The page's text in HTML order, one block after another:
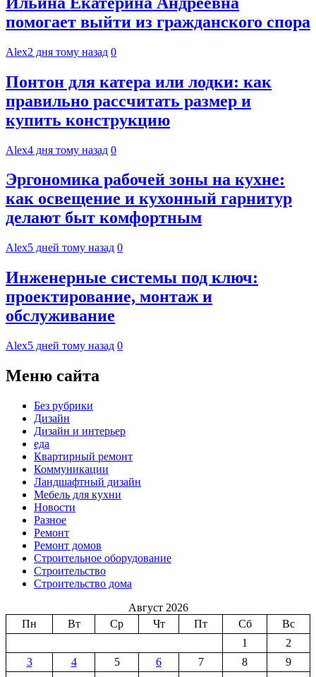
помогает выйти из гражданского спора
Alex2 дня тому назад 0
Понтон для катера или лодки: как
правильно рассчитать размер и
купить конструкцию
Alex4 дня тому назад 0
Эргономика рабочей зоны на кухне:
как освещение и кухонный гарнитур
делают быт комфортным
Alex5 дней тому назад 0
Инженерные системы под ключ:
проектирование, монтаж и
обслуживание
Alex5 дней тому назад 0
Меню сайта
Без рубрики
Дизайн
Дизайн и интерьер
еда
Квартирный ремонт
Коммуникации
Ландшафтный дизайн
Мебель для кухни
Новости
Разное
Ремонт
Ремонт домов
Строительное оборудование
Строительство
Строительство дома
Август 2026
Пн
Вт Ср Чт Пт Сб
Вс
1
2
3
4 5 6 7 8
9